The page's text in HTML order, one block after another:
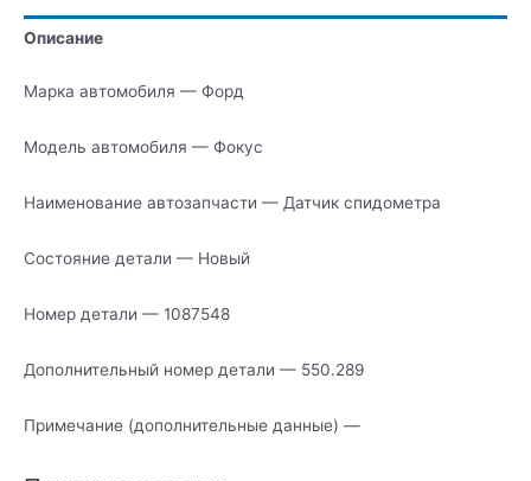
Описание
Марка автомобиля — Форд
Модель автомобиля — Фокус
Наименование автозапчасти — Датчик спидометра
Состояние детали — Новый
Номер детали — 1087548
Дополнительный номер детали — 550.289
Примечание (дополнительные данные) —